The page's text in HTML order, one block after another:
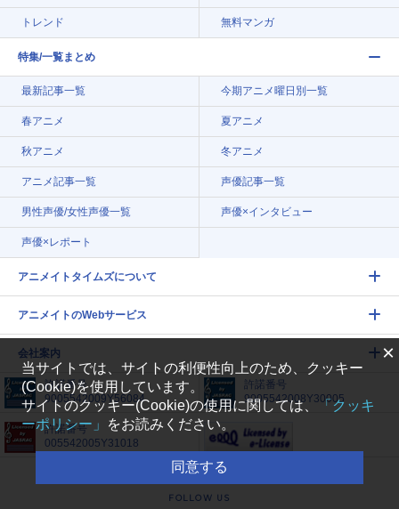
トレンド 無料マンガ
特集/一覧まとめ
最新記事一覧 今期アニメ曜日別一覧
春アニメ 夏アニメ
秋アニメ 冬アニメ
アニメ記事一覧 声優記事一覧
男性声優/女性声優一覧 声優×インタビュー
声優×レポート
アニメイトタイムズについて
アニメイトのWebサービス
会社案内
許諾番号
9005542009Y56084
許諾番号
9005542008Y30005
許諾番号
005542005Y31018
FOLLOW US
×
当サイトでは、サイトの利便性向上のため、クッキー
(Cookie)を使用しています。
サイトのクッキー(Cookie)の使用に関しては、「クッキ
ーポリシー」
をお読みください。
同意する